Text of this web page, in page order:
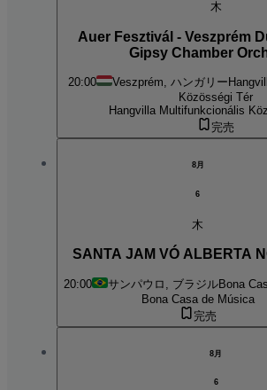
木
Auer Fesztivál - Veszprém
Gipsy Chamber
20:00 Veszprém, ハンガリー
Közösségi Tér
Hangvilla Multifunkcionális
完売
8月
6
木
SANTA JAM VÓ ALBERTA
20:00 サンパウロ, ブラジルBona
Bona Casa de Música
完売
8月
6